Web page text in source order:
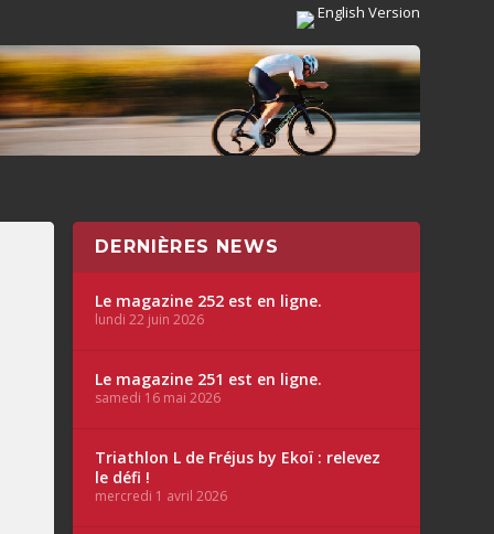
English Version
DERNIÈRES NEWS
Le magazine 252 est en ligne.
lundi 22 juin 2026
Le magazine 251 est en ligne.
samedi 16 mai 2026
Triathlon L de Fréjus by Ekoï : relevez
le défi !
mercredi 1 avril 2026